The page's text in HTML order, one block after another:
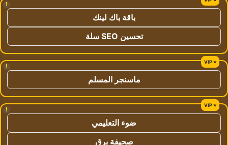
!
باقة باك لينك
تحسين SEO سلة
!
ماسنجر المسلم
!
ضوء التعليمي
صحيفة برق